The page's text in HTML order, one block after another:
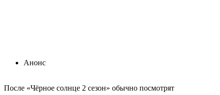
Анонс
По­сле «Чёрное солнце 2 сезон» обыч­но по­смот­рят